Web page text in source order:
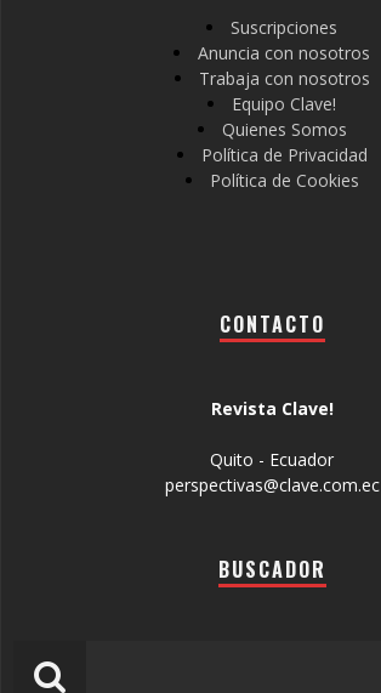
Suscripciones
Anuncia con nosotros
Trabaja con nosotros
Equipo Clave!
Quienes Somos
Política de Privacidad
Política de Cookies
CONTACTO
Revista Clave!
Quito - Ecuador
perspectivas@clave.com.ec
BUSCADOR